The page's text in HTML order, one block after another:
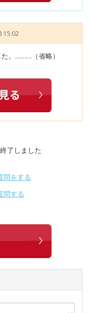
15:02
。………（省略）
了しました
問をする
問する